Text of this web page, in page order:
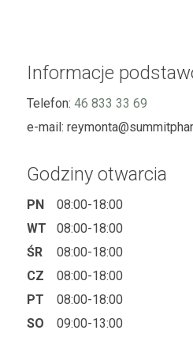
Informacje
Telefon: 46 833 33 69
e-mail:
Godziny otwarcia
PN
08:00-18:00
WT
08:00-18:00
ŚR
08:00-18:00
CZ
08:00-18:00
PT
08:00-18:00
SO
09:00-13:00